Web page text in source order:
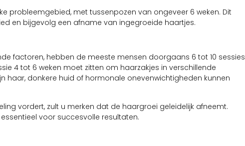
probleemgebied, met tussenpozen van ongeveer 6 weken. Dit
en bijgevolg een afname van ingegroeide haartjes.
factoren, hebben de meeste mensen doorgaans 6 tot 10 sessies
4 tot 6 weken moet zitten om haarzakjes in verschillende
haar, donkere huid of hormonale onevenwichtigheden kunnen
vordert, zult u merken dat de haargroei geleidelijk afneemt.
voor succesvolle resultaten.